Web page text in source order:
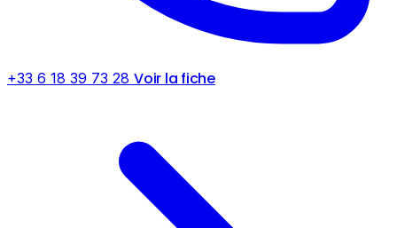
+33 6 18 39 73 28 Voir la fiche